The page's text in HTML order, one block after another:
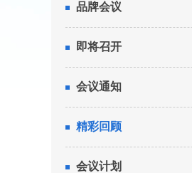
品牌会议
即将召开
会议通知
精彩回顾
会议计划